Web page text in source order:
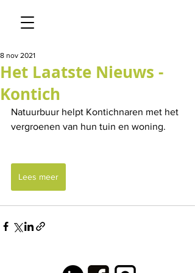
Het Laatste Nieuws -
Kontich
8 nov 2021
Natuurbuur helpt Kontichnaren met het
vergroenen van hun tuin en woning.
Lees meer